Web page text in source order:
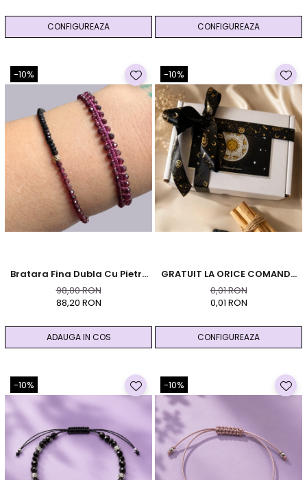
CONFIGUREAZA CONFIGUREAZA
-10%
Bratara Fina Dubla Cu Pietre
Semipretioase - Granat
98,00 RON
88,20 RON
ADAUGA IN COS
-10%
GRATUIT LA ORICE COMANDA
PESTE 99 RON - Cutie
Personalizata Cadou Black
0,01 RON
0,01 RON
CONFIGUREAZA
-10% -10%